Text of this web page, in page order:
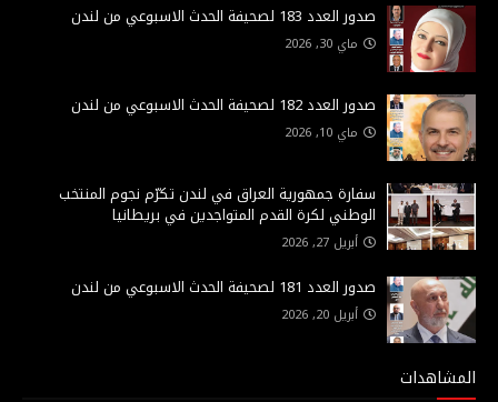
صدور العدد 183 لصحيفة الحدث الاسبوعي من لندن
ماي 30, 2026
صدور العدد 182 لصحيفة الحدث الاسبوعي من لندن
ماي 10, 2026
سفارة جمهورية العراق في لندن تكرّم نجوم المنتخب
الوطني لكرة القدم المتواجدين في بريطانيا
أبريل 27, 2026
صدور العدد 181 لصحيفة الحدث الاسبوعي من لندن
أبريل 20, 2026
المشاهدات